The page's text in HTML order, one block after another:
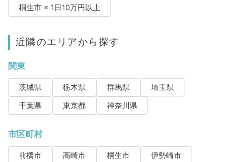
桐生市 × 1日10万円以上
近隣のエリアから探す
関東
茨城県 栃木県 群馬県
埼玉県
千葉県
東京都 神奈川県
市区町村
前橋市 高崎市 桐生市
伊勢崎市